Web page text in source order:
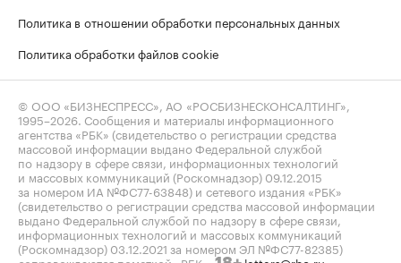
Политика в отношении обработки персональных данных
Политика обработки файлов cookie
© ООО «БИЗНЕСПРЕСС», АО «РОСБИЗНЕСКОНСАЛТИНГ»,
1995–2026 . Сообщения и материалы информационного
агентства «РБК» (свидетельство о регистрации средства
массовой информации выдано Федеральной службой
по надзору в сфере связи, информационных технологий
и массовых коммуникаций (Роскомнадзор) 09.12.2015
за номером ИА №ФС77-63848) и сетевого издания «РБК»
(свидетельство о регистрации средства массовой информации
выдано Федеральной службой по надзору в сфере связи,
информационных технологий и массовых коммуникаций
(Роскомнадзор) 03.12.2021 за номером ЭЛ №ФС77-82385)